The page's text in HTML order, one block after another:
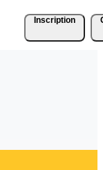
Inscription